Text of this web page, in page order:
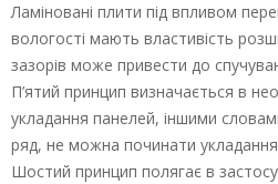
Ламіновані плити під впливом
вологості мають властивість
зазорів може привести до
П’ятий принцип визначається в
укладання панелей, іншими
ряд, не можна починати укладання
Шостий принцип полягає в